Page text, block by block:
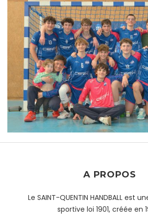
A PROPOS
Le SAINT-QUENTIN HANDBALL est
sportive loi 1901, créée en